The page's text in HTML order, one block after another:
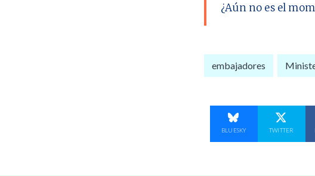
¿Aún no es el
embajadores
COMPARTE EN
BLUESKY TWITTER